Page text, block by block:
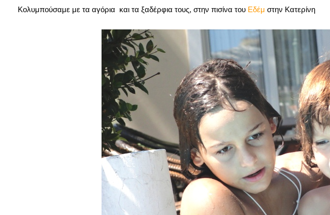
Κολυμπούσαμε με τα αγόρια και τα ξαδέρφια τους, στην πισίνα του Εδέμ στην Κατερίνη